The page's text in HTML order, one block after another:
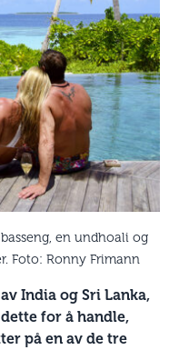
en undhoali og
Foto: Ronny Frimann
India og Sri Lanka,
for å handle,
på en av de tre